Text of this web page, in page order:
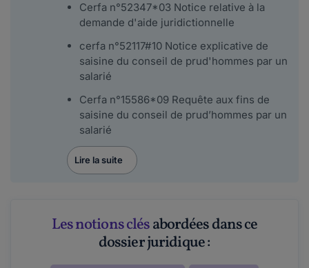
Cerfa n°52347*03 Notice relative à la
demande d'aide juridictionnelle
cerfa n°52117#10 Notice explicative de
saisine du conseil de prud'hommes par un
salarié
Cerfa n°15586*09 Requête aux fins de
saisine du conseil de prud’hommes par un
salarié
Lire la suite
Les notions clésabordées dans ce
dossier juridique :